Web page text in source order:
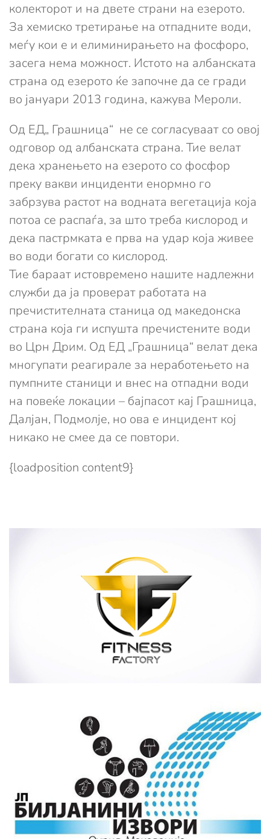
колекторот и на двете страни на езерото.
За хемиско третирање на отпадните води,
меѓу кои е и елиминирањето на фосфоро,
засега нема можност. Истото на албанската
страна од езерото ќе започне да се гради
во јануари 2013 година, кажува Мероли.
Од ЕД„ Грашница“ не се согласуваат со овој
одговор од албанската страна. Тие велат
дека хранењето на езерото со фосфор
преку вакви инциденти енормно го
забрзува растот на водната вегетација која
потоа се распаѓа, за што треба кислород и
дека пастрмката е прва на удар која живее
во води богати со кислород.
Тие бараат истовремено нашите надлежни
служби да ја проверат работата на
пречистителната станица од македонска
страна која ги испушта пречистените води
во Црн Дрим. Од ЕД „Грашница“ велат дека
многупати реагирале за неработењето на
пумпните станици и внес на отпадни води
на повеќе локации – бајпасот кај Грашница,
Далјан, Подмолје, но ова е инцидент кој
никако не смее да се повтори.
{loadposition content9}